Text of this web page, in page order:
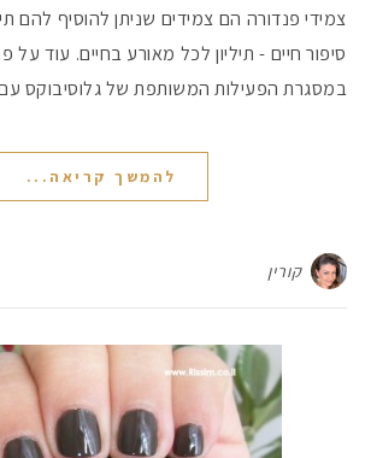
צמידי פנדורה הם צמידים שניתן להוסיף להם
סיפור חיים - תיליון לכל מאורע בחיים. עוד
במסגרת הפעילות המשותפת של גלוסיבוקס
להמשך קריאה...
קורין